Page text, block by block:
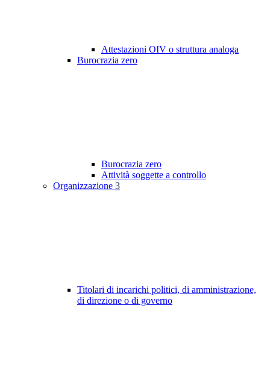
Attestazioni OIV o struttura analoga
Burocrazia zero
Burocrazia zero
Attività soggette a controllo
Organizzazione 3
Titolari di incarichi politici, di amministrazione,
di direzione o di governo